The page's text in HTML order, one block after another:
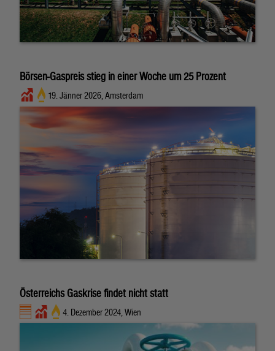
Börsen-Gaspreis stieg in einer Woche um 25 Prozent
19. Jänner 2026, Amsterdam
Österreichs Gaskrise findet nicht statt
4. Dezember 2024, Wien